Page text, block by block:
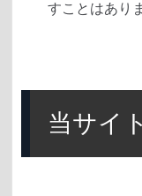
すことはあり
当サイ